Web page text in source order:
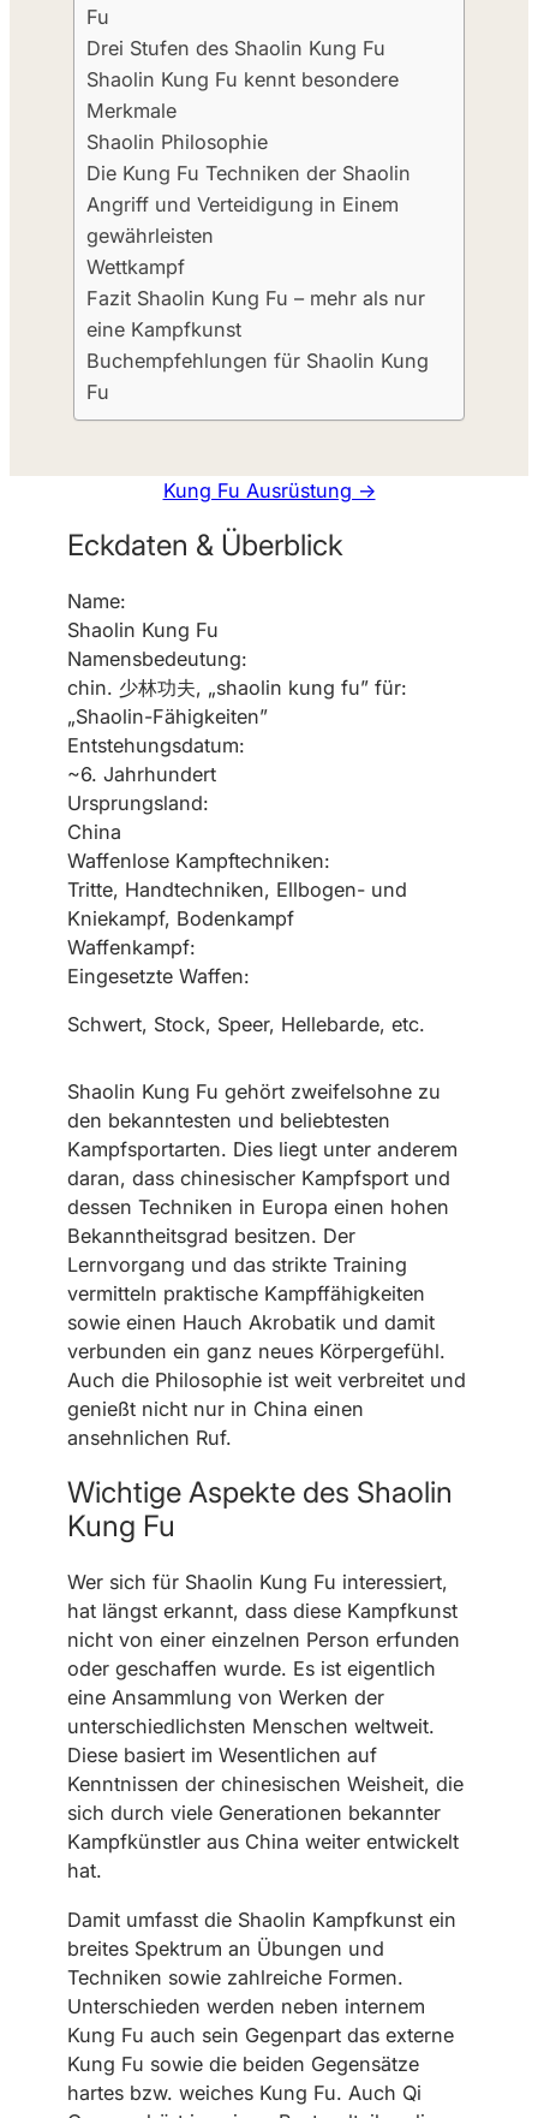
Fu
Drei Stufen des Shaolin Kung Fu
Shaolin Kung Fu kennt besondere
Merkmale
Shaolin Philosophie
Die Kung Fu Techniken der Shaolin
Angriff und Verteidigung in Einem
gewährleisten
Wettkampf
Fazit Shaolin Kung Fu – mehr als nur
eine Kampfkunst
Buchempfehlungen für Shaolin Kung
Fu
Kung Fu Ausrüstung →
Eckdaten & Überblick
Name:
Shaolin Kung Fu
Namensbedeutung:
chin. 少林功夫, „shaolin kung fu” für:
„Shaolin-Fähigkeiten”
Entstehungsdatum:
~6. Jahrhundert
Ursprungsland:
China
Waffenlose Kampftechniken:
Tritte, Handtechniken, Ellbogen- und
Kniekampf, Bodenkampf
Waffenkampf:
Eingesetzte Waffen:
Schwert, Stock, Speer, Hellebarde, etc.
Shaolin Kung Fu gehört zweifelsohne zu
den bekanntesten und beliebtesten
Kampfsportarten. Dies liegt unter anderem
daran, dass chinesischer Kampfsport und
dessen Techniken in Europa einen hohen
Bekanntheitsgrad besitzen. Der
Lernvorgang und das strikte Training
vermitteln praktische Kampffähigkeiten
sowie einen Hauch Akrobatik und damit
verbunden ein ganz neues Körpergefühl.
Auch die Philosophie ist weit verbreitet und
genießt nicht nur in China einen
ansehnlichen Ruf.
Wichtige Aspekte des Shaolin
Kung Fu
Wer sich für Shaolin Kung Fu interessiert,
hat längst erkannt, dass diese Kampfkunst
nicht von einer einzelnen Person erfunden
oder geschaffen wurde. Es ist eigentlich
eine Ansammlung von Werken der
unterschiedlichsten Menschen weltweit.
Diese basiert im Wesentlichen auf
Kenntnissen der chinesischen Weisheit, die
sich durch viele Generationen bekannter
Kampfkünstler aus China weiter entwickelt
hat.
Damit umfasst die Shaolin Kampfkunst ein
breites Spektrum an Übungen und
Techniken sowie zahlreiche Formen.
Unterschieden werden neben internem
Kung Fu auch sein Gegenpart das externe
Kung Fu sowie die beiden Gegensätze
hartes bzw. weiches Kung Fu. Auch Qi